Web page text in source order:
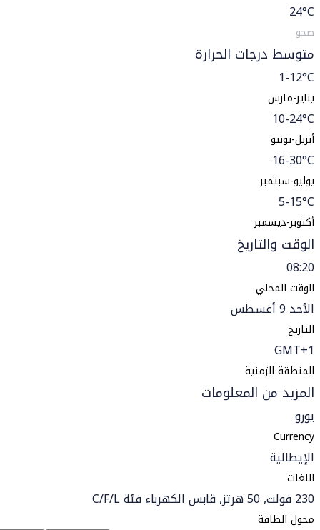
24°C
صحو
متوسط درجات الحرارة
1-12°C
يناير-مارس
10-24°C
أبريل-يونيو
16-30°C
يوليو-سبتمبر
5-15°C
أكتوبر-ديسمبر
الوقت والتاريخ
08:20
الوقت المحلي
الأحد 9 أغسطس
التاريخ
GMT+1
المنطقة الزمنية
المزيد من المعلومات
يورو
Currency
الإيطالية
اللغات
230 فولت, 50 هرتز, قابس الكهرباء فئة C/F/L
محول الطاقة